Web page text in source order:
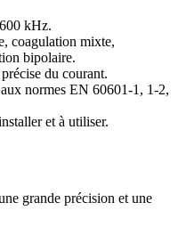
kHz.
coagulation mixte,
bipolaire.
du courant.
normes EN 60601-1, 1-2,
et à utiliser.
grande précision et une